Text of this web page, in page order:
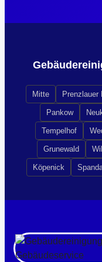
Mitte Prenzlauer
Pankow
Tempelhof
Grunewald
Köpenick